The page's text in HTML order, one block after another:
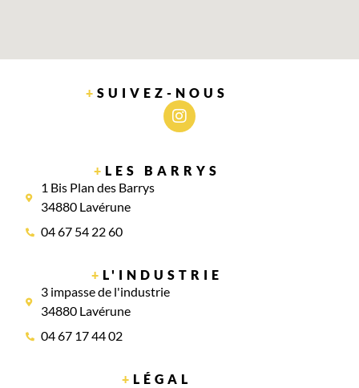
+ SUIVEZ-NOUS
+ LES BARRYS
1 Bis Plan des Barrys
34880 Lavérune
04 67 54 22 60
+ L'INDUSTRIE
3 impasse de l'industrie
34880 Lavérune
04 67 17 44 02
+ LÉGAL